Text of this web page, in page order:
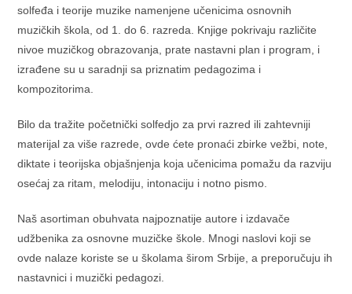
solfeđa i teorije muzike namenjene učenicima osnovnih
muzičkih škola, od 1. do 6. razreda. Knjige pokrivaju različite
nivoe muzičkog obrazovanja, prate nastavni plan i program, i
izrađene su u saradnji sa priznatim pedagozima i
kompozitorima.
Bilo da tražite početnički solfedjo za prvi razred ili zahtevniji
materijal za više razrede, ovde ćete pronaći zbirke vežbi, note,
diktate i teorijska objašnjenja koja učenicima pomažu da razviju
osećaj za ritam, melodiju, intonaciju i notno pismo.
Naš asortiman obuhvata najpoznatije autore i izdavače
udžbenika za osnovne muzičke škole. Mnogi naslovi koji se
ovde nalaze koriste se u školama širom Srbije, a preporučuju ih
nastavnici i muzički pedagozi.